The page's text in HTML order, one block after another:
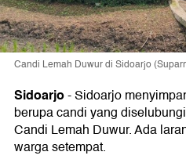
Candi Lemah Duwur di Sidoarjo
Sidoarjo-Sidoarjo
berupa candi yang
Candi Lemah Duwur. Ada
warga setempat.